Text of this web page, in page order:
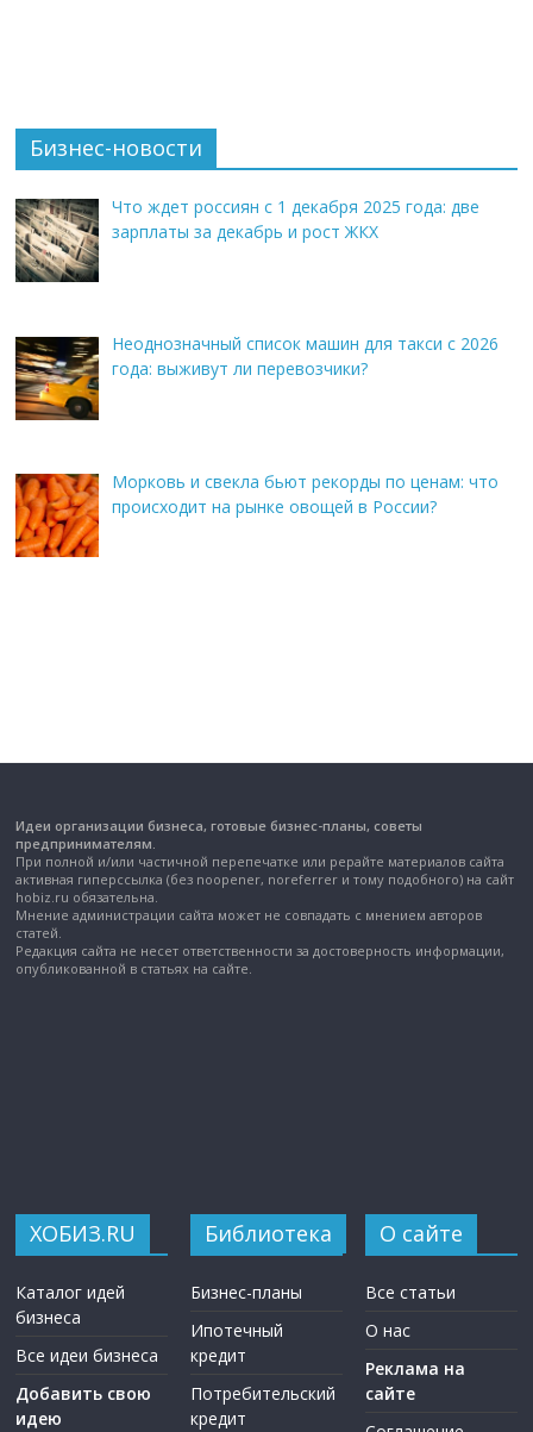
Бизнес-новости
Что ждет россиян с 1 декабря 2025 года: две
зарплаты за декабрь и рост ЖКХ
Неоднозначный список машин для такси с 2026
года: выживут ли перевозчики?
Морковь и свекла бьют рекорды по ценам: что
происходит на рынке овощей в России?
Идеи организации бизнеса, готовые бизнес-планы, советы
предпринимателям.
При полной и/или частичной перепечатке или рерайте материалов сайта
активная гиперссылка (без noopener, noreferrer и тому подобного) на сайт
hobiz.ru обязательна.
Мнение администрации сайта может не совпадать с мнением авторов
статей.
Редакция сайта не несет ответственности за достоверность информации,
опубликованной в статьях на сайте.
ХОБИЗ.RU
Каталог идей
бизнеса
Все идеи бизнеса
Добавить свою
идею
Библиотека
Бизнес-планы
Ипотечный
кредит
Потребительский
кредит
О сайте
Все статьи
О нас
Реклама на
сайте